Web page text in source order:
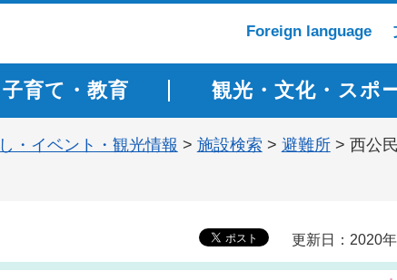
Foreign language
子育て・教育 観光・文化・スポ
・イベント・観光情報 > 施設検索 > 避難所> 西公
更新日：2020